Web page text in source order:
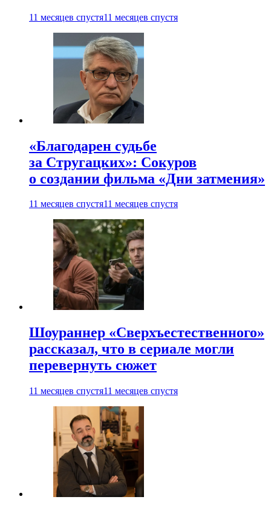
11 месяцев спустя11 месяцев спустя
«Благодарен судьбе
за Стругацких»: Сокуров
о создании фильма «Дни затмения»
11 месяцев спустя11 месяцев спустя
Шоураннер «Сверхъестественного»
рассказал, что в сериале могли
перевернуть сюжет
11 месяцев спустя11 месяцев спустя